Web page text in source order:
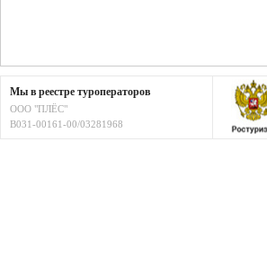
Мы в реестре туроператоров
ООО "ПЛЁС"
В031-00161-00/03281968